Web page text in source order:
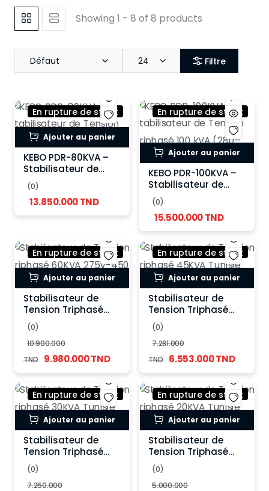
Showing 1 - 8 of 8 products
Défaut 24 Filtre
En rupture de stock
Ajouter au panier
KEBO PDR-80KVA –
Stabilisateur de
Tension Triphasé 80
kVA
(0)
13.850.000 TND
En rupture de stock
Ajouter au panier
KEBO PDR-100KVA –
Stabilisateur de
Tension Triphasé 100
kVA (280–480V)
(0)
15.500.000 TND
En rupture de stock
Ajouter au panier
Stabilisateur de
Tension Triphasé
60KVA 275V-450V
AC
(0)
10.900.000
TND
9.980.000 TND
En rupture de stock
Ajouter au panier
Stabilisateur de
Tension Triphasé
45KVA Tunisie 275V-
450V AC
(0)
7.281.000
TND
6.553.000 TND
En rupture de stock
Ajouter au panier
Stabilisateur de
Tension Triphasé
30KVA Tunisie 275V-
450V AC
(0)
7.250.000
En rupture de stock
Ajouter au panier
Stabilisateur de
Tension Triphasé
20KVA Tunisie 275V-
450V AC
(0)
5.000.000